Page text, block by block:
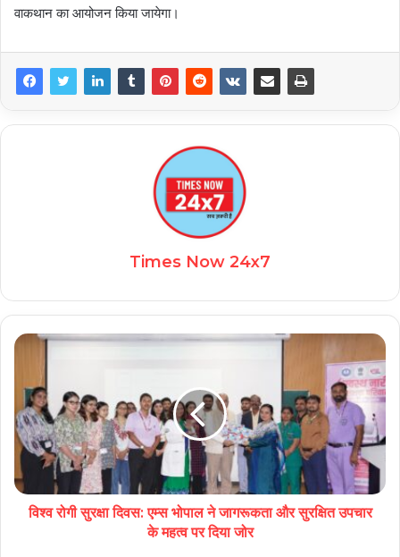
वाकथान का आयोजन किया जायेगा।
Times Now 24x7
विश्व रोगी सुरक्षा दिवस: एम्स भोपाल ने जागरूकता और सुरक्षित उपचार
के महत्व पर दिया जोर